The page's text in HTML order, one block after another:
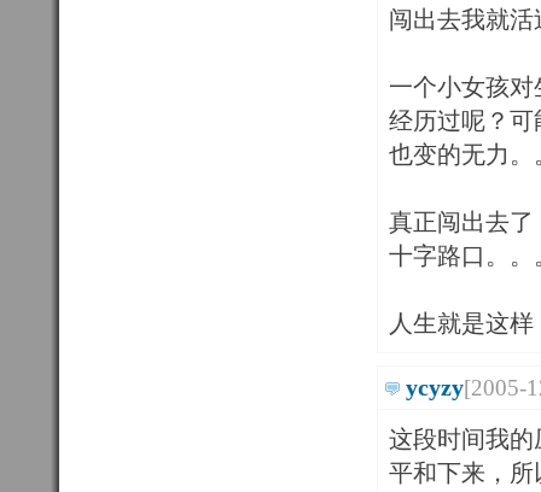
闯出去我就
一个小女孩
经历过呢？
也变的无力。
真正闯出去
十字路口。。
人生就是这
ycyzy[2005-
这段时间我
平和下来，